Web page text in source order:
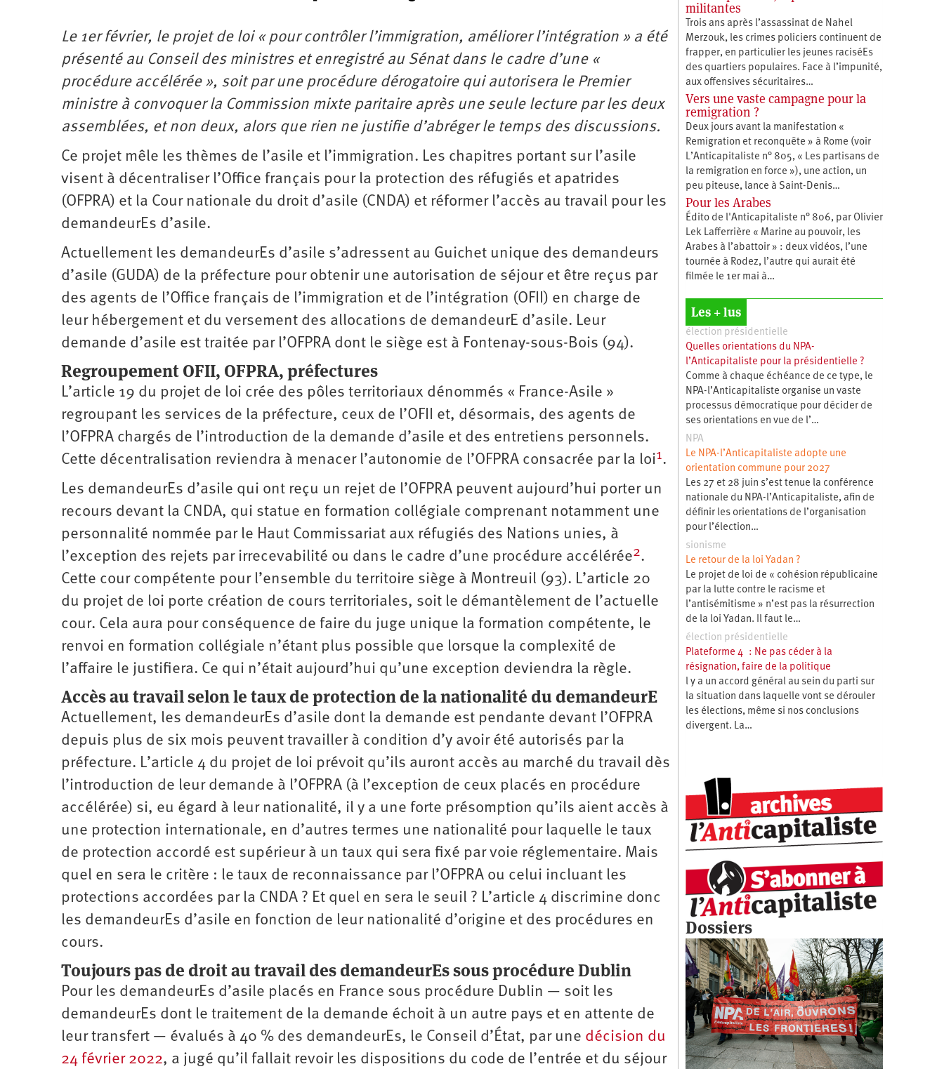
Le 1er février, le projet de loi « pour contrôler l’immigration, améliorer l’intégration » a été
présenté au Conseil des ministres et enregistré au Sénat dans le cadre d’une «
procédure accélérée », soit par une procédure dérogatoire qui autorisera le Premier
ministre à convoquer la Commission mixte paritaire après une seule lecture par les deux
assemblées, et non deux, alors que rien ne justifie d’abréger le temps des discussions.
Ce projet mêle les thèmes de l’asile et l’immigration. Les chapitres portant sur l’asile
visent à décentraliser l’Office français pour la protection des réfugiés et apatrides
(OFPRA) et la Cour nationale du droit d’asile (CNDA) et réformer l’accès au travail pour les
demandeurEs d’asile.
Actuellement les demandeurEs d’asile s’adressent au Guichet unique des demandeurs
d’asile (GUDA) de la préfecture pour obtenir une autorisation de séjour et être reçus par
des agents de l’Office français de l’immigration et de l’intégration (OFII) en charge de
leur hébergement et du versement des allocations de demandeurE d’asile. Leur
demande d’asile est traitée par l’OFPRA dont le siège est à Fontenay-sous-Bois (94).
Regroupement OFII, OFPRA, préfectures
L’article 19 du projet de loi crée des pôles territoriaux dénommés « France-Asile »
regroupant les services de la préfecture, ceux de l’OFII et, désormais, des agents de
l’OFPRA chargés de l’introduction de la demande d’asile et des entretiens personnels.
Cette décentralisation reviendra à menacer l’autonomie de l’OFPRA consacrée par la loi1.
Les demandeurEs d’asile qui ont reçu un rejet de l’OFPRA peuvent aujourd’hui porter un
recours devant la CNDA, qui statue en formation collégiale comprenant notamment une
personnalité nommée par le Haut Commissariat aux réfugiés des Nations unies, à
l’exception des rejets par irrecevabilité ou dans le cadre d’une procédure accélérée2.
Cette cour compétente pour l’ensemble du territoire siège à Montreuil (93). L’article 20
du projet de loi porte création de cours territoriales, soit le démantèlement de l’actuelle
cour. Cela aura pour conséquence de faire du juge unique la formation compétente, le
renvoi en formation collégiale n’étant plus possible que lorsque la complexité de
l’affaire le justifiera. Ce qui n’était aujourd’hui qu’une exception deviendra la règle.
Accès au travail selon le taux de protection de la nationalité du demandeurE
Actuellement, les demandeurEs d’asile dont la demande est pendante devant l’OFPRA
depuis plus de six mois peuvent travailler à condition d’y avoir été autorisés par la
préfecture. L’article 4 du projet de loi prévoit qu’ils auront accès au marché du travail dès
l’introduction de leur demande à l’OFPRA (à l’exception de ceux placés en procédure
accélérée) si, eu égard à leur nationalité, il y a une forte présomption qu’ils aient accès à
une protection internationale, en d’autres termes une nationalité pour laquelle le taux
de protection accordé est supérieur à un taux qui sera fixé par voie réglementaire. Mais
quel en sera le critère : le taux de reconnaissance par l’OFPRA ou celui incluant les
protections accordées par la CNDA ? Et quel en sera le seuil ? L’article 4 discrimine donc
les demandeurEs d’asile en fonction de leur nationalité ­d’origine et des procédures en
cours.
Toujours pas de droit au travail des demandeurEs sous procédure Dublin
Pour les demandeurEs d’asile placés en France sous procédure Dublin — soit les
demandeurEs dont le traitement de la demande échoit à un autre pays et en attente de
leur transfert — évalués à 40 % des demandeurEs, le Conseil d’État, par une décision du
24 février 2022, a jugé qu’il fallait revoir les dispositions du code de l’entrée et du séjour
militantes
Trois ans après l’assassinat de Nahel
Merzouk, les crimes policiers continuent de
frapper, en particulier les jeunes raciséEs
des quartiers populaires. Face à l’impunité,
aux offensives sécuritaires…
Vers une vaste campagne pour la
remigration ?
Deux jours avant la manifestation «
Remigration et reconquête » à Rome (voir
L’Anticapitaliste n° 805, « Les partisans de
la remigration en force »), une action, un
peu piteuse, lance à Saint-Denis…
Pour les Arabes
Édito de l'Anticapitaliste n° 806, par Olivier
Lek Lafferrière « Marine au pouvoir, les
Arabes à l’abattoir » : deux vidéos, l’une
tournée à Rodez, l’autre qui aurait été
filmée le 1er mai à…
Les + lus
élection présidentielle
Quelles orientations du NPA-
l’Anticapitaliste pour la présidentielle ?
Comme à chaque échéance de ce type, le
NPA-l’Anticapitaliste organise un vaste
processus démocratique pour décider de
ses orientations en vue de l’…
NPA
Le NPA-l’Anticapitaliste adopte une
orientation commune pour 2027
Les 27 et 28 juin s’est tenue la conférence
nationale du NPA-l’Anticapitaliste, afin de
définir les orientations de l’organisation
pour l’élection…
sionisme
Le retour de la loi Yadan ?
Le projet de loi de « cohésion républicaine
par la lutte contre le racisme et
l’antisémitisme » n’est pas la résurrection
de la loi Yadan. Il faut le…
élection présidentielle
Plateforme 4 : Ne pas céder à la
résignation, faire de la politique
l y a un accord général au sein du parti sur
la situation dans laquelle vont se dérouler
les élections, même si nos conclusions
divergent. La…
Dossiers